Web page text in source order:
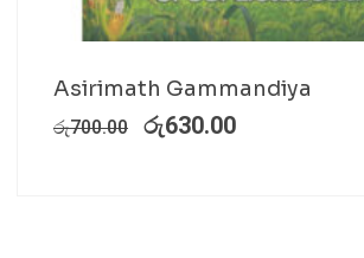
Asirimath Gammandiya
රු700.00 රු630.00